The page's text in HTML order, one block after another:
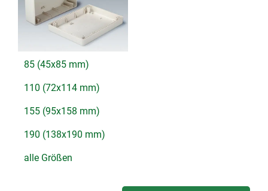
85 (45x85 mm)
110 (72x114 mm)
155 (95x158 mm)
190 (138x190 mm)
alle Größen